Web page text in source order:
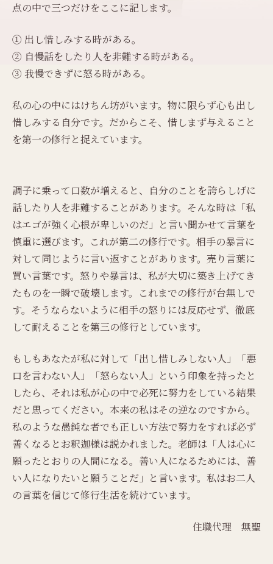
点の中で三つだけをここに記します。
① 出し惜しみする時がある。
② 自慢話をしたり人を非難する時がある。
③ 我慢できずに怒る時がある。
私の心の中にはけちん坊がいます。物に限らず心も出し
惜しみする自分です。だからこそ、惜しまず与えること
を第一の修行と捉えています。
調子に乗って口数が増えると、自分のことを誇らしげに
話したり人を非難することがあります。そんな時は「私
はエゴが強く心根が卑しいのだ」と言い聞かせて言葉を
慎重に選びます。これが第二の修行です。相手の暴言に
対して同じように言い返すことがあります。売り言葉に
買い言葉です。怒りや暴言は、私が大切に築き上げてき
たものを一瞬で破壊します。これまでの修行が台無しで
す。そうならないように相手の怒りには反応せず、徹底
して耐えることを第三の修行としています。
もしもあなたが私に対して「出し惜しみしない人」「悪
口を言わない人」「怒らない人」という印象を持ったと
したら、それは私が心の中で必死に努力をしている結果
だと思ってください。本来の私はその逆なのですから。
私のような愚鈍な者でも正しい方法で努力をすれば必ず
善くなるとお釈迦様は説かれました。老師は「人は心に
願ったとおりの人間になる。善い人になるためには、善
い人になりたいと願うことだ」と言います。私はお二人
の言葉を信じて修行生活を続けています。
住職代理 無聖